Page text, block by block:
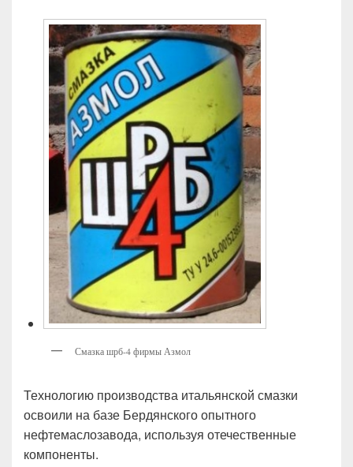
Смазка шрб-4 фирмы Азмол
Технологию производства итальянской смазки
освоили на базе Бердянского опытного
нефтемаслозавода, используя отечественные
компоненты.